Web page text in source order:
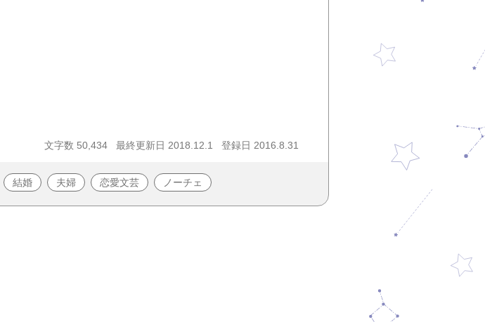
文字数 50,434 最終更新日 2018.12.1 登録日 2016.8.31
結婚 夫婦 恋愛文芸 ノーチェ